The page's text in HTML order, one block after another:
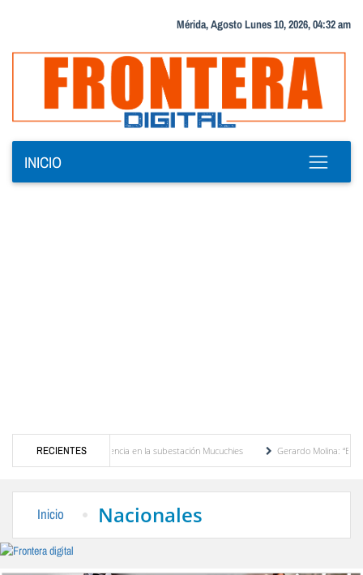
Mérida, Agosto Lunes 10, 2026, 04:32 am
INICIO
RECIENTES
de potencia en la subestación Mucuchies
Gerardo Molina: “El legado
Inicio Nacionales